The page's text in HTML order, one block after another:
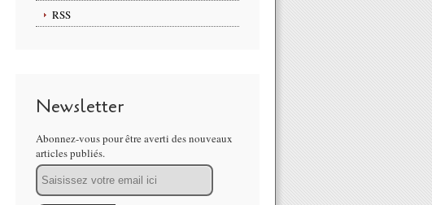
RSS
Newsletter
Abonnez-vous pour être averti des nouveaux
articles publiés.
Email